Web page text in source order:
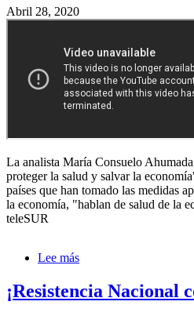
Abril 28, 2020
La analista María Consuelo
proteger la salud y salvar la
países que han tomado las medidas
la economía, "hablan de salud de la
teleSUR
Lee más
falso
el
¡Resistencia Nacional